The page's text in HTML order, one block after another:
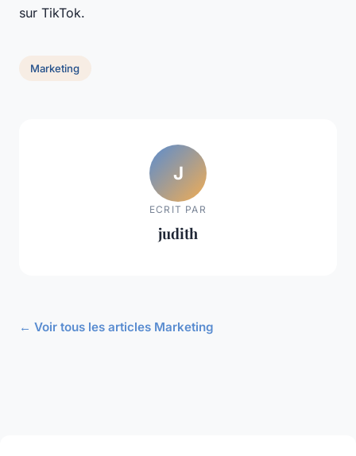
sur TikTok.
Marketing
J
ECRIT PAR
judith
← Voir tous les articles Marketing